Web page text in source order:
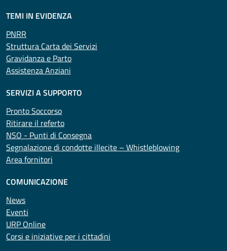
TEMI IN EVIDENZA
PNRR
Struttura Carta dei Servizi
Gravidanza e Parto
Assistenza Anziani
SERVIZI A SUPPORTO
Pronto Soccorso
Ritirare il referto
NSO - Punti di Consegna
Segnalazione di condotte illecite – Whistleblowing
Area fornitori
COMUNICAZIONE
News
Eventi
URP Online
Corsi e iniziative per i cittadini